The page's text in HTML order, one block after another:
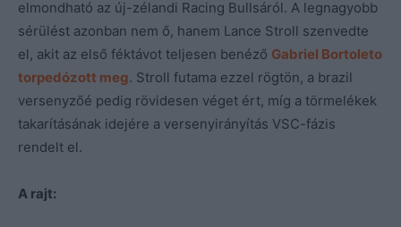
elmondható az új-zélandi Racing Bullsáról. A legnagyobb
sérülést azonban nem ő, hanem Lance Stroll szenvedte
el, akit az első féktávot teljesen benéző Gabriel Bortoleto
torpedózott meg. Stroll futama ezzel rögtön, a brazil
versenyzőé pedig rövidesen véget ért, míg a törmelékek
takarításának idejére a versenyirányítás VSC-fázis
rendelt el.
A rajt: